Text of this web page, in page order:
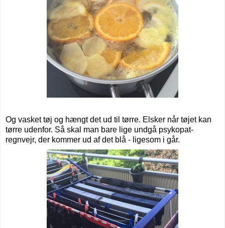
Og vasket tøj og hængt det ud til tørre. Elsker når tøjet kan
tørre udenfor. Så skal man bare lige undgå psykopat-
regnvejr, der kommer ud af det blå - ligesom i går.